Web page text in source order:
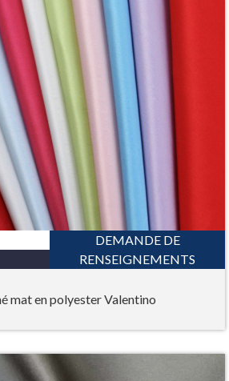
DEMANDE DE
RENSEIGNEMENTS
mat en polyester Valentino